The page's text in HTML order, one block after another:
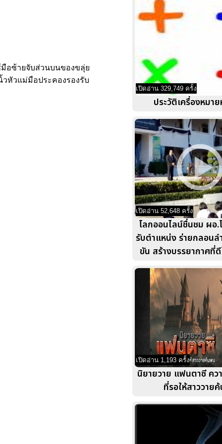
มือซ้ายจับส่วนบนของขลุ่ย
วหัวแม่มือประคองรองรับ
เปิดอ่าน 329,749 ครั้ง
ประวัติเครื่องหมา
เปิดอ่าน 52,648 ครั้ง
โลกออนไลน์ชื่นชม ผอ.
รับตำแหน่ง ร่ายกลอน
ขัน สร้างบรรยากาศที่ดี
เปิดอ่าน 1,193 ครั้ง
นิยายวาย แฟนตาซี คว
ที่รอให้สาววาย